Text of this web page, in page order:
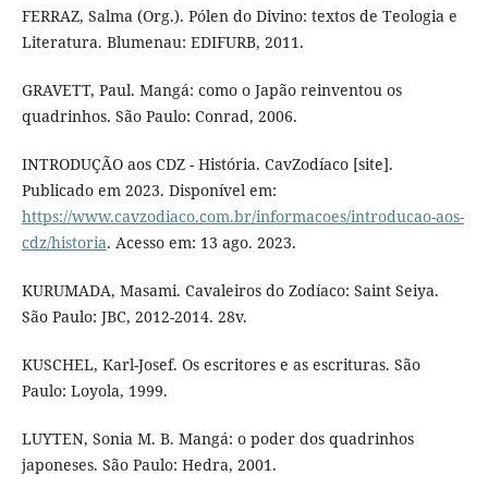
FERRAZ, Salma (Org.). Pólen do Divino: textos de Teologia e
Literatura. Blumenau: EDIFURB, 2011.
GRAVETT, Paul. Mangá: como o Japão reinventou os
quadrinhos. São Paulo: Conrad, 2006.
INTRODUÇÃO aos CDZ - História. CavZodíaco [site].
Publicado em 2023. Disponível em:
https://www.cavzodiaco.com.br/informacoes/introducao-aos-
cdz/historia. Acesso em: 13 ago. 2023.
KURUMADA, Masami. Cavaleiros do Zodíaco: Saint Seiya.
São Paulo: JBC, 2012-2014. 28v.
KUSCHEL, Karl-Josef. Os escritores e as escrituras. São
Paulo: Loyola, 1999.
LUYTEN, Sonia M. B. Mangá: o poder dos quadrinhos
japoneses. São Paulo: Hedra, 2001.